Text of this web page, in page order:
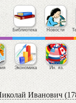
Библиотека Новости
Экономика Ин. яз.
Иванович